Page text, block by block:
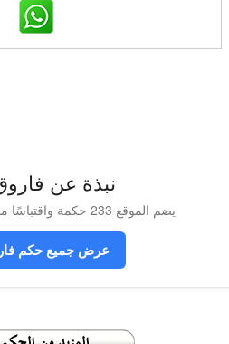
نبذة عن
يضم الموقع 233 حكمة واقتباسًا منسوبة إلى فاروق جويدة
عرض جميع حكم